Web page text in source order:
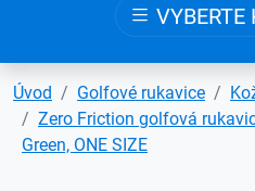
VYBERTE
Úvod Golfové rukavice
Zero Friction golfová
Green, ONE SIZE